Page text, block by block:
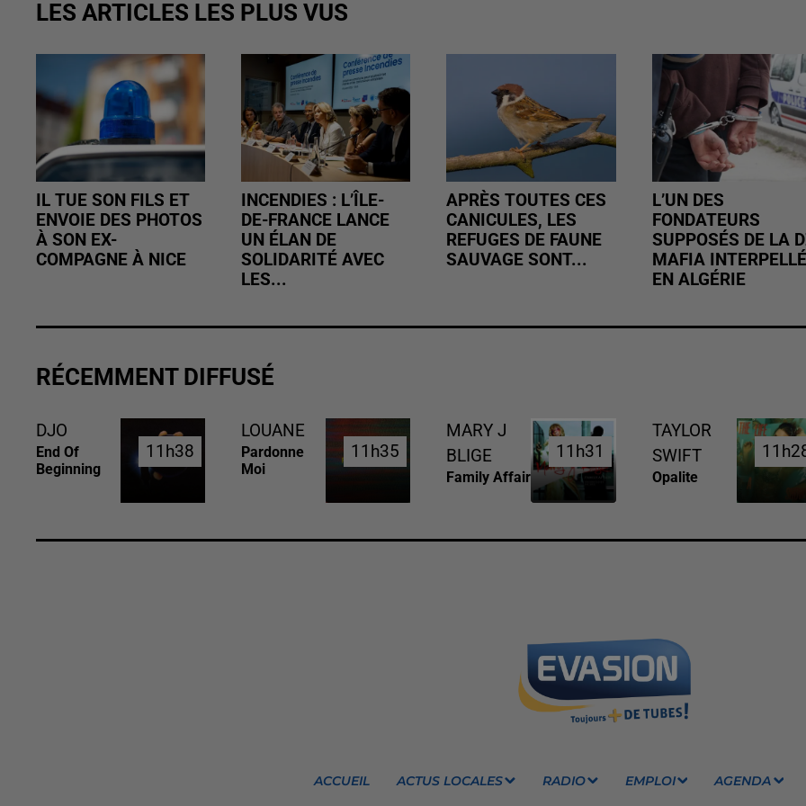
LES ARTICLES LES PLUS VUS
IL TUE SON FILS ET
ENVOIE DES PHOTOS
À SON EX-
COMPAGNE À NICE
INCENDIES : L’ÎLE-
DE-FRANCE LANCE
UN ÉLAN DE
SOLIDARITÉ AVEC
LES...
APRÈS TOUTES CES
CANICULES, LES
REFUGES DE FAUNE
SAUVAGE SONT...
L’UN DES
FONDATEURS
SUPPOSÉS DE LA
MAFIA INTERPELLÉ
EN ALGÉRIE
RÉCEMMENT DIFFUSÉ
DJO
End Of
Beginning
11h38
11h38
LOUANE
Pardonne
Moi
11h35
11h35
MARY J
BLIGE
Family Affair
11h31
11h31
TAYLOR
SWIFT
Opalite
ACCUEIL ACTUS LOCALES RADIO EMPLOI AGENDA